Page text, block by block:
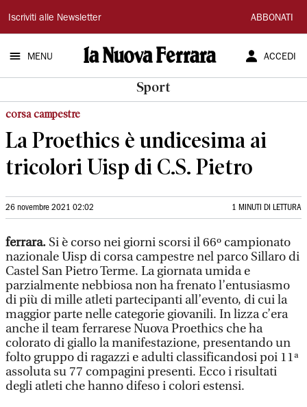
La
Nuova
Ferrara
Iscriviti alle Newsletter ABBONATI
MENU ACCEDI
Sport
corsa campestre
La Proethics è undicesima ai
tricolori Uisp di C.S. Pietro
26 novembre 2021 02:02 1 MINUTI DI LETTURA
ferrara. Si è corso nei giorni scorsi il 66º campionato
nazionale Uisp di corsa campestre nel parco Sillaro di
Castel San Pietro Terme. La giornata umida e
parzialmente nebbiosa non ha frenato l’entusiasmo
di più di mille atleti partecipanti all’evento, di cui la
maggior parte nelle categorie giovanili. In lizza c’era
anche il team ferrarese Nuova Proethics che ha
colorato di giallo la manifestazione, presentando un
folto gruppo di ragazzi e adulti classificandosi poi 11ª
assoluta su 77 compagini presenti. Ecco i risultati
degli atleti che hanno difeso i colori estensi.